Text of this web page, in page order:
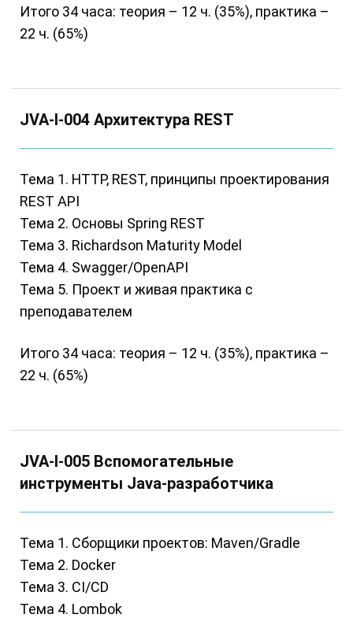
Итого 34 часа: теория – 12 ч. (35%), практика –
22 ч. (65%)
JVA-I-004 Архитектура REST
Тема 1. HTTP, REST, принципы проектирования
REST API
Тема 2. Основы Spring REST
Тема 3. Richardson Maturity Model
Тема 4. Swagger/OpenAPI
Тема 5. Проект и живая практика с
преподавателем
Итого 34 часа: теория – 12 ч. (35%), практика –
22 ч. (65%)
JVA-I-005 Вспомогательные
инструменты Java-разработчика
Тема 1. Сборщики проектов: Maven/Gradle
Тема 2. Docker
Тема 3. CI/CD
Тема 4. Lombok